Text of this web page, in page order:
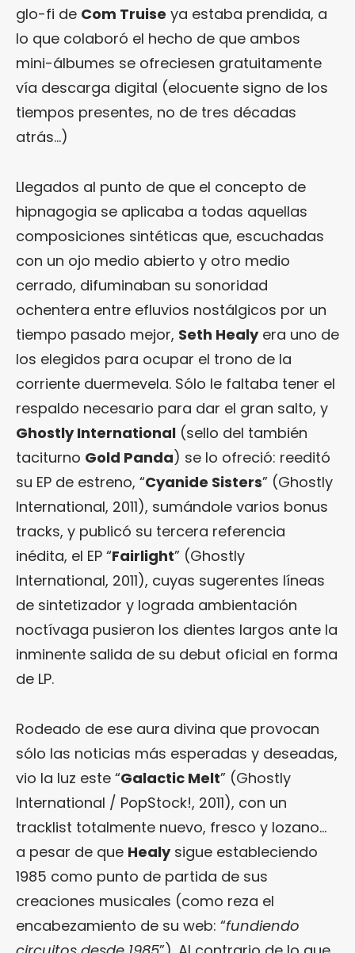
glo-fi de Com Truise ya estaba prendida, a
lo que colaboró el hecho de que ambos
mini-álbumes se ofreciesen gratuitamente
vía descarga digital (elocuente signo de los
tiempos presentes, no de tres décadas
atrás…)
Llegados al punto de que el concepto de
hipnagogia se aplicaba a todas aquellas
composiciones sintéticas que, escuchadas
con un ojo medio abierto y otro medio
cerrado, difuminaban su sonoridad
ochentera entre efluvios nostálgicos por un
tiempo pasado mejor, Seth Healyera uno de
los elegidos para ocupar el trono de la
corriente duermevela. Sólo le faltaba tener el
respaldo necesario para dar el gran salto, y
Ghostly International (sello del también
taciturno Gold Panda) se lo ofreció: reeditó
su EP de estreno, “Cyanide Sisters” (Ghostly
International, 2011), sumándole varios bonus
tracks, y publicó su tercera referencia
inédita, el EP “Fairlight” (Ghostly
International, 2011), cuyas sugerentes líneas
de sintetizador y lograda ambientación
noctívaga pusieron los dientes largos ante la
inminente salida de su debut oficial en forma
de LP.
Rodeado de ese aura divina que provocan
sólo las noticias más esperadas y deseadas,
vio la luz este “Galactic Melt” (Ghostly
International / PopStock!, 2011), con un
tracklist totalmente nuevo, fresco y lozano…
a pesar de que Healysigue estableciendo
1985 como punto de partida de sus
creaciones musicales (como reza el
encabezamiento de su web: “fundiendo